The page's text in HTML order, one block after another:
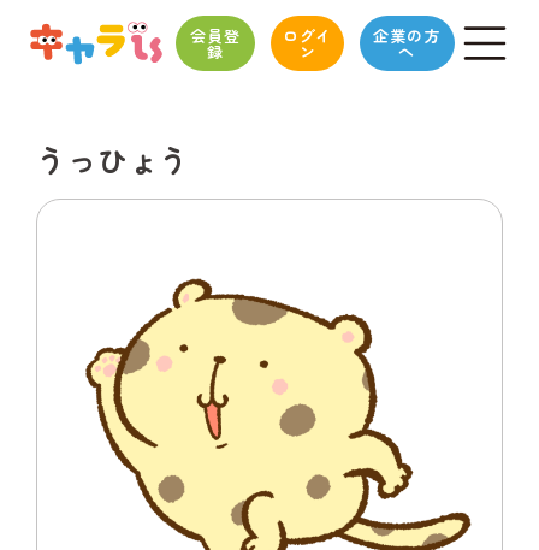
会員登
録
ログイ
ン
企業の方
へ
うっひょう